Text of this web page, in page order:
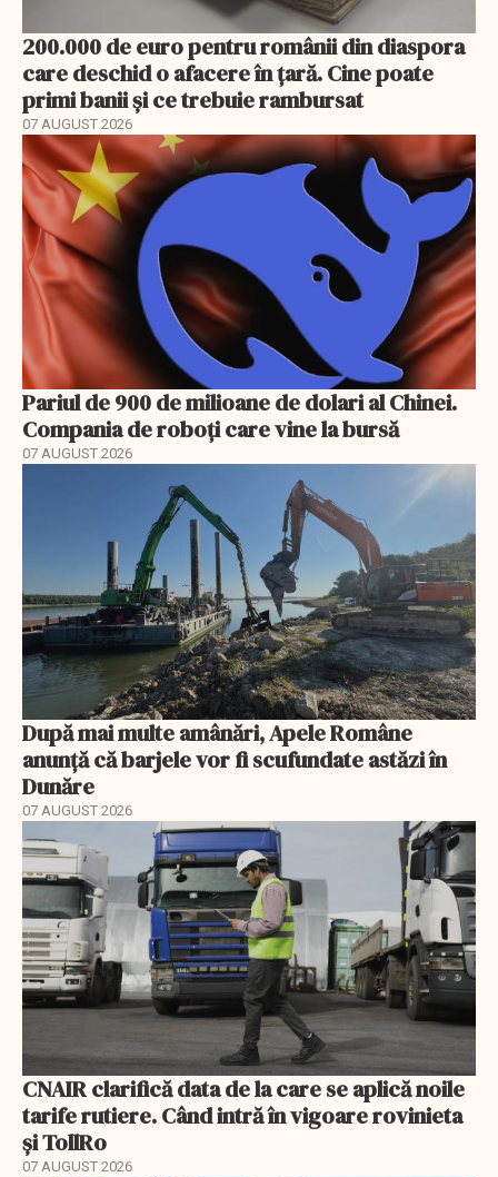
200.000 de euro pentru românii din diaspora
care deschid o afacere în țară. Cine poate
primi banii și ce trebuie rambursat
07 AUGUST 2026
Pariul de 900 de milioane de dolari al Chinei.
Compania de roboți care vine la bursă
07 AUGUST 2026
După mai multe amânări, Apele Române
anunță că barjele vor fi scufundate astăzi în
Dunăre
07 AUGUST 2026
CNAIR clarifică data de la care se aplică noile
tarife rutiere. Când intră în vigoare rovinieta
și TollRo
07 AUGUST 2026